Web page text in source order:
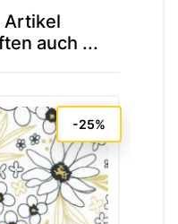
Artikel
auch ...
-25%